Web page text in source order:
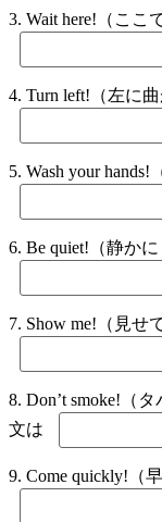
3. Wait here!（ここ
4. Turn left!（左に
5. Wash your
6. Be quiet!（静か
7. Show me!（見せ
8. Don’t smoke!（
文は
9. Come quickly!（